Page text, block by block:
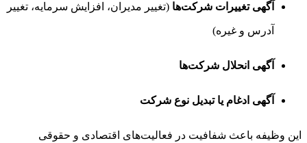
آگهی تغییرات شرکت‌ها (تغییر مدیران، افزایش سرمایه، تغییر
آدرس و غیره)
آگهی انحلال شرکت‌ها
آگهی ادغام یا تبدیل نوع شرکت
این وظیفه باعث شفافیت در فعالیت‌های اقتصادی و حقوقی